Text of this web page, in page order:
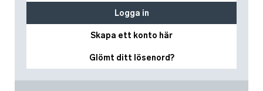
Skapa ett konto här
Glömt ditt lösenord?
Logga in